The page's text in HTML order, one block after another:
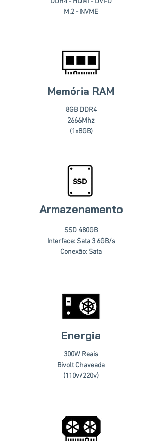
M.2 - NVME
Memória RAM
8GB DDR4
2666Mhz
(1x8GB)
Armazenamento
SSD 480GB
Interface: Sata 3 6GB/s
Conexão: Sata
Energia
300W Reais
Bivolt Chaveada
(110v/220v)